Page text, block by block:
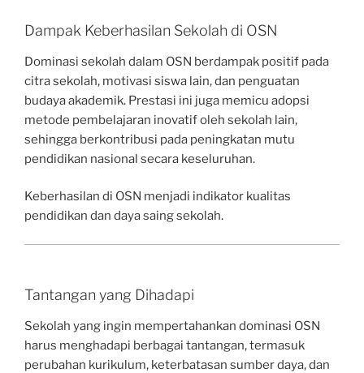
Dampak Keberhasilan Sekolah di OSN
Dominasi sekolah dalam OSN berdampak positif pada
citra sekolah, motivasi siswa lain, dan penguatan
budaya akademik. Prestasi ini juga memicu adopsi
metode pembelajaran inovatif oleh sekolah lain,
sehingga berkontribusi pada peningkatan mutu
pendidikan nasional secara keseluruhan.
Keberhasilan di OSN menjadi indikator kualitas
pendidikan dan daya saing sekolah.
Tantangan yang Dihadapi
Sekolah yang ingin mempertahankan dominasi OSN
harus menghadapi berbagai tantangan, termasuk
perubahan kurikulum, keterbatasan sumber daya, dan